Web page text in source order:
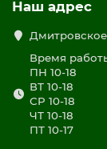
Наш адрес
Время
ПН 10-18
ВТ 10-18
СР 10-18
ЧТ 10-18
ПТ 10-17